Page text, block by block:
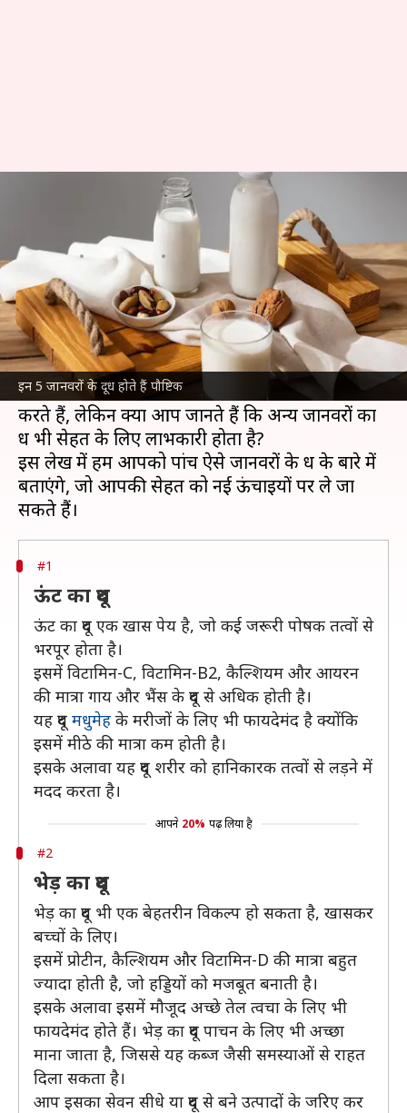
इन 5 जानवरों के दूध होते हैं पौष्टिक
दूध पीने के शौकीन हैं? इन 5 जानवरों
के दूध को डाइट में करें शामिल
लेखन अंजली Mar 28, 2025 04:09 pm
क्या है खबर?
दूध एक ऐसा पेय है, जो न केवल स्वादिष्ट है, बल्कि
स्वास्थ्य
के लिए भी बहुत फायदेमंद है।
आमतौर पर हम गाय, भैंस और बकरी के दूध का सेवन
करते हैं, लेकिन क्या आप जानते हैं कि अन्य जानवरों का
दूध भी सेहत के लिए लाभकारी होता है?
इस लेख में हम आपको पांच ऐसे जानवरों के दूध के बारे में
बताएंगे, जो आपकी सेहत को नई ऊंचाइयों पर ले जा
#1
ऊंट का दूध
ऊंट का दूध एक खास पेय है, जो कई जरूरी पोषक तत्वों से
भरपूर होता है।
इसमें विटामिन-C, विटामिन-B2, कैल्शियम और आयरन
की मात्रा गाय और भैंस के दूध से अधिक होती है।
यह दूध मधुमेह के मरीजों के लिए भी फायदेमंद है क्योंकि
इसमें मीठे की मात्रा कम होती है।
इसके अलावा यह दूध शरीर को हानिकारक तत्वों से लड़ने में
मदद करता है।
आपने 20% पढ़ लिया है
#2
भेड़ का दूध
भेड़ का दूध भी एक बेहतरीन विकल्प हो सकता है, खासकर
बच्चों के लिए।
इसमें प्रोटीन, कैल्शियम और विटामिन-D की मात्रा बहुत
ज्यादा होती है, जो हड्डियों को मजबूत बनाती है।
इसके अलावा इसमें मौजूद अच्छे तेल त्वचा के लिए भी
फायदेमंद होते हैं। भेड़ का दूध पाचन के लिए भी अच्छा
माना जाता है, जिससे यह कब्ज जैसी समस्याओं से राहत
दिला सकता है।
आप इसका सेवन सीधे या दूध से बने उत्पादों के जरिए कर